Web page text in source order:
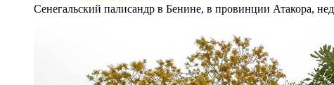
Сенегальский палисандр в Бенине, в провинции Атакора,